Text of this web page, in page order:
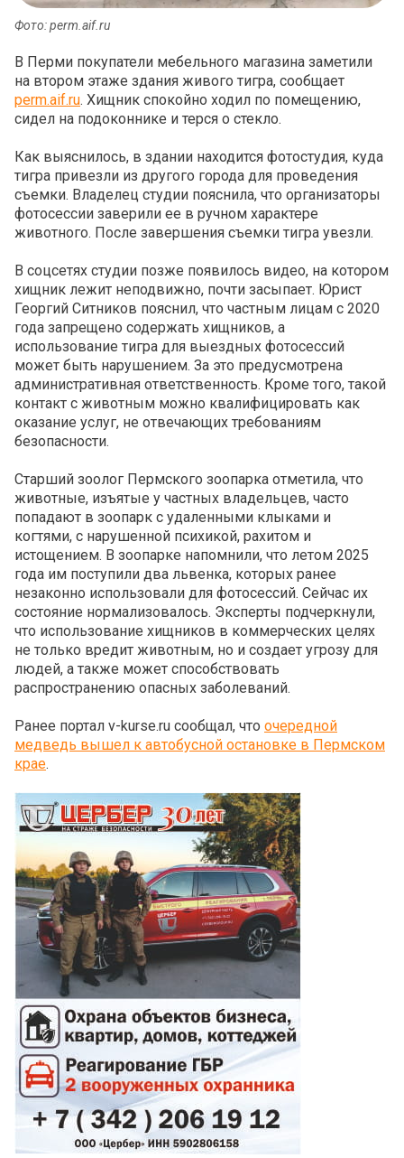
Фото: perm.aif.ru
В Перми покупатели мебельного магазина заметили
на втором этаже здания живого тигра, сообщает
perm.aif.ru. Хищник спокойно ходил по помещению,
сидел на подоконнике и терся о стекло.
Как выяснилось, в здании находится фотостудия, куда
тигра привезли из другого города для проведения
съемки. Владелец студии пояснила, что организаторы
фотосессии заверили ее в ручном характере
животного. После завершения съемки тигра увезли.
В соцсетях студии позже появилось видео, на котором
хищник лежит неподвижно, почти засыпает. Юрист
Георгий Ситников пояснил, что частным лицам с 2020
года запрещено содержать хищников, а
использование тигра для выездных фотосессий
может быть нарушением. За это предусмотрена
административная ответственность. Кроме того, такой
контакт с животным можно квалифицировать как
оказание услуг, не отвечающих требованиям
безопасности.
Старший зоолог Пермского зоопарка отметила, что
животные, изъятые у частных владельцев, часто
попадают в зоопарк с удаленными клыками и
когтями, с нарушенной психикой, рахитом и
истощением. В зоопарке напомнили, что летом 2025
года им поступили два львенка, которых ранее
незаконно использовали для фотосессий. Сейчас их
состояние нормализовалось. Эксперты подчеркнули,
что использование хищников в коммерческих целях
не только вредит животным, но и создает угрозу для
людей, а также может способствовать
распространению опасных заболеваний.
Ранее портал v-kurse.ru сообщал, что очередной
медведь вышел к автобусной остановке в Пермском
крае.